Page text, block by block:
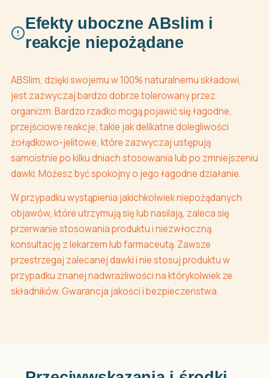
Efekty uboczne ABslim i
reakcje niepożądane
ABSlim, dzięki swojemu w 100% naturalnemu składowi,
jest zazwyczaj bardzo dobrze tolerowany przez
organizm. Bardzo rzadko mogą pojawić się łagodne,
przejściowe reakcje, takie jak delikatne dolegliwości
żołądkowo-jelitowe, które zazwyczaj ustępują
samoistnie po kilku dniach stosowania lub po zmniejszeniu
dawki. Możesz być spokojny o jego łagodne działanie.
W przypadku wystąpienia jakichkolwiek niepożądanych
objawów, które utrzymują się lub nasilają, zaleca się
przerwanie stosowania produktu i niezwłoczną
konsultację z lekarzem lub farmaceutą. Zawsze
przestrzegaj zalecanej dawki i nie stosuj produktu w
przypadku znanej nadwrażliwości na którykolwiek ze
składników. Gwarancja jakości i bezpieczeństwa.